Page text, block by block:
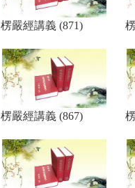
楞嚴經講義 (871)
楞嚴經講義 (867)